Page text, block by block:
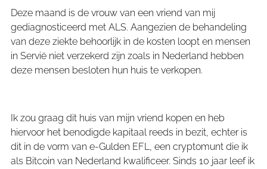
Deze maand is de vrouw van een vriend van mij
gediagnosticeerd met ALS. Aangezien de behandeling
van deze ziekte behoorlijk in de kosten loopt en mensen
in Servië niet verzekerd zijn zoals in Nederland hebben
deze mensen besloten hun huis te verkopen.
Ik zou graag dit huis van mijn vriend kopen en heb
hiervoor het benodigde kapitaal reeds in bezit, echter is
dit in de vorm van e-Gulden EFL, een cryptomunt die ik
als Bitcoin van Nederland kwalificeer. Sinds 10 jaar leef ik